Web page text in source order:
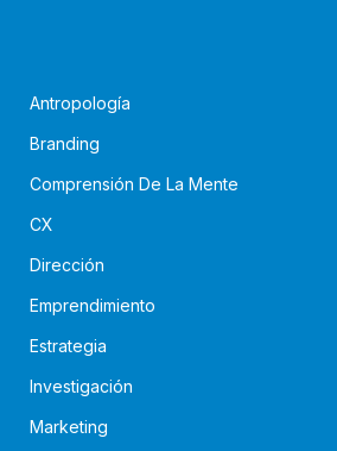
Antropología
Branding
Comprensión De La Mente
CX
Dirección
Emprendimiento
Estrategia
Investigación
Marketing